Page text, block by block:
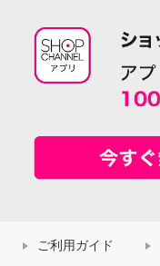
ご利用ガイド